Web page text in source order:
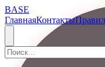
BASE
ГлавнаяКонтакты